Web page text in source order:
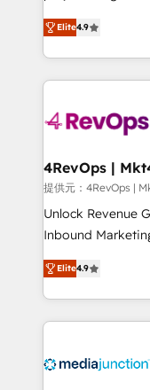
HubSpot
Hourly-fee
requirement).
far with our
Hire an agency
HubSpot and
team to simplify
experience for
Elite4.9
提供元：
Unlock Revenue
Inbound
specialize in
across industries
and customer
methodologies.
offer unparalleled insights.
Elite4.9